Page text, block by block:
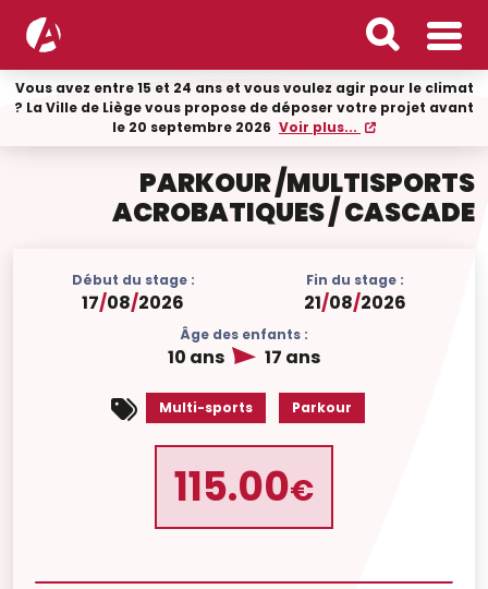
Vous avez entre 15 et 24 ans et vous voulez agir pour le climat
? La Ville de Liège vous propose de déposer votre projet avant
le 20 septembre 2026 Voir plus...
PARKOUR /MULTISPORTS
ACROBATIQUES / CASCADE
Début du stage :
17/08/2026
Fin du stage :
21/08/2026
Âge des enfants :
10 ans 17 ans
Multi-sports Parkour
115.00€